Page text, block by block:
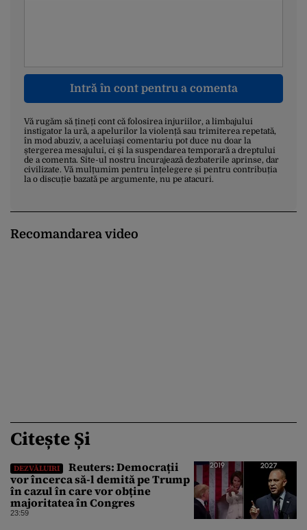
Intră în cont pentru a comenta
Vă rugăm să țineți cont că folosirea injuriilor, a limbajului
instigator la ură, a apelurilor la violență sau trimiterea repetată,
în mod abuziv, a aceluiași comentariu pot duce nu doar la
ștergerea mesajului, ci și la suspendarea temporară a dreptului
de a comenta. Site-ul nostru încurajează dezbaterile aprinse, dar
civilizate. Vă mulțumim pentru înțelegere și pentru contribuția
la o discuție bazată pe argumente, nu pe atacuri.
Recomandarea video
Citește Și
DEZVĂLUIRI
Reuters: Democrații
vor încerca să-l demită pe Trump
în cazul în care vor obține
majoritatea în Congres
23:59